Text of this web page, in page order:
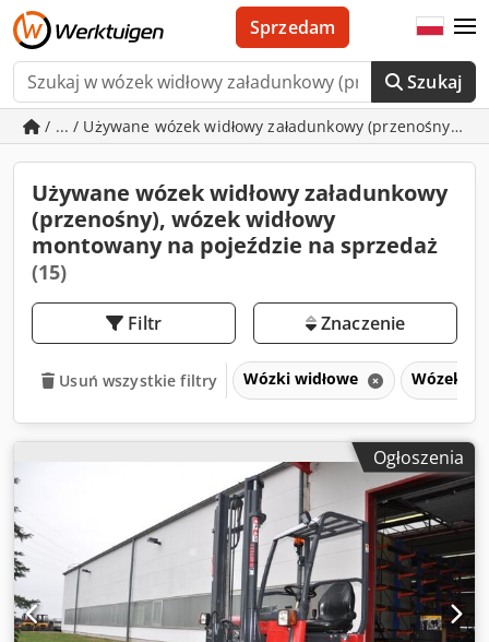
Szukaj
Sprzedam
/ ... / Używane wózek widłowy załadunkowy (przenośny),
Używane wózek widłowy załadunkowy
(przenośny), wózek widłowy
montowany na pojeździe na sprzedaż
(15)
Filtr Znaczenie
Usuń wszystkie filtry Wózki widłowe Wózek
Ogłoszenia